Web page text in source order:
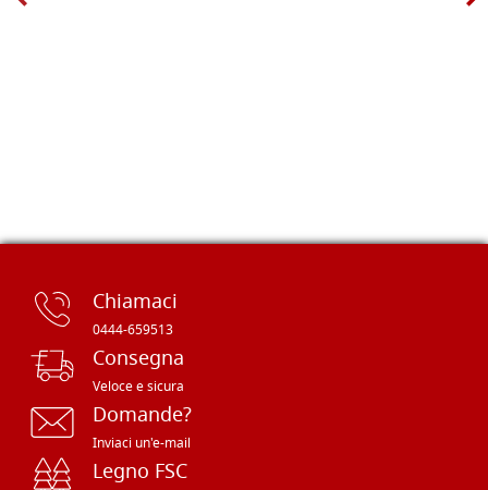
Chiamaci
0444-659513
Consegna
Veloce e sicura
Domande?
Inviaci un'e-mail
Legno FSC